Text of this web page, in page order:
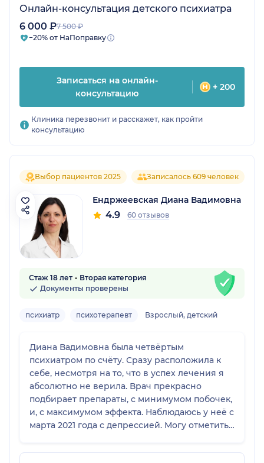
Онлайн-консультация детского психиатра
6 000 ₽7 500 ₽
−20% от НаПоправку
Записаться на онлайн-
консультацию
+ 200
Клиника перезвонит и расскажет, как пройти
консультацию
Выбор пациентов 2025 Записалось 609 человек
Ендржеевская Диана Вадимовна
4.9 60 отзывов
Стаж 18 лет
Вторая категория
Документы проверены
психиатр психотерапевт Взрослый, детский
Диана Вадимовна была четвёртым
психиатром по счёту. Сразу расположила к
себе, несмотря на то, что в успех лечения я
абсолютно не верила. Врач прекрасно
подбирает препараты, с минимумом побочек,
и, с максимумом эффекта. Наблюдаюсь у неё с
марта 2021 года с депрессией. Могу отметить,
адекватнее реагировать на окружающих,